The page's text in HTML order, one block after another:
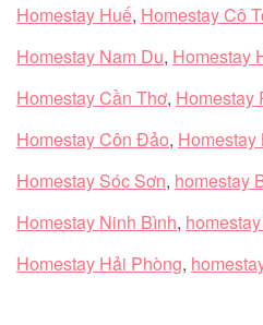
Homestay Huế, Homestay Cô
Homestay Nam Du, Homestay
Homestay Cần Thơ, Homestay
Homestay Côn Đảo, Homestay
Homestay Sóc Sơn, homestay
Homestay Ninh Bình,
Homestay Hải Phòng,